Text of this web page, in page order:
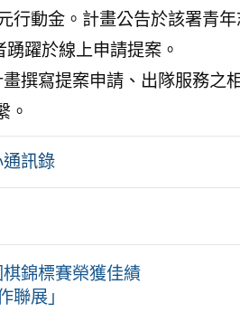
行動金。計畫公告於該署青
躍於線上申請提案。
撰寫提案申請、出隊服務之
。
訊錄
錦標賽榮獲佳績
聯展」